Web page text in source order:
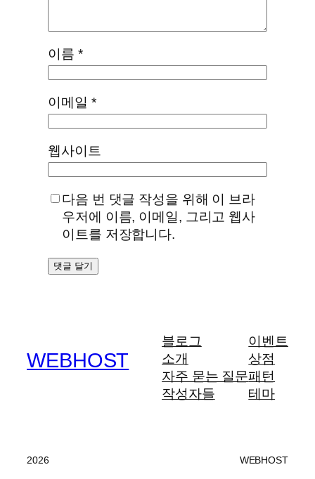
이름 *
이메일 *
웹사이트
다음 번 댓글 작성을 위해 이 브라
우저에 이름, 이메일, 그리고 웹사
이트를 저장합니다.
WEBHOST
블로그
소개
자주 묻는 질문
작성자들
이벤트
상점
패턴
테마
2026 WEBHOST